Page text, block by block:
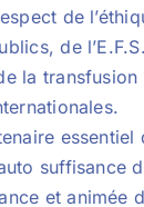
de
de
la transfusion
essentiel
suffisance
et animée